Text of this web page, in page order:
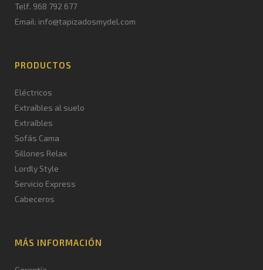
Telf. 968 792 677
Email: info@tapizadosmydel.com
PRODUCTOS
Eléctricos
Extraíbles al suelo
Extraíbles
Sofás Cama
Sillones Relax
Lordly Style
Servicio Express
Cabeceros
MÁS INFORMACIÓN